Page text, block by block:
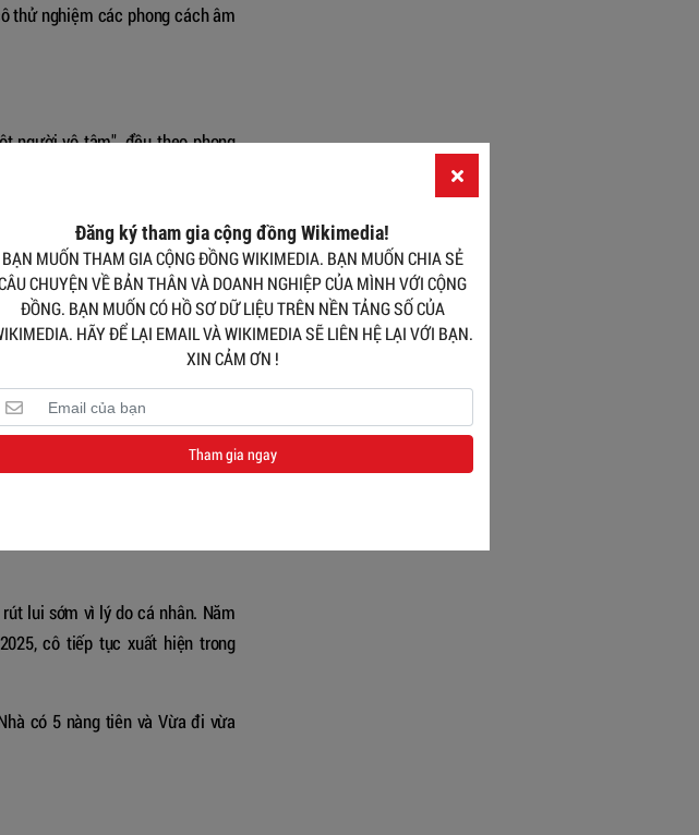
thử nghiệm các phong cách âm
người vô tâm", đều theo phong
ảnh người phụ nữ tổn thương
ca khúc "Sống xa anh chẳng
Trong đó, "Như lời đồn" gây
giá cao cả về âm nhạc lẫn hình
lui sớm vì lý do cá nhân. Năm
cô tiếp tục xuất hiện trong
có 5 nàng tiên và Vừa đi vừa
Đăng ký tham gia cộng đồng Wikimedia!
BẠN MUỐN THAM GIA CỘNG ĐỒNG WIKIMEDIA. BẠN MUỐN CHIA SẺ
CHUYỆN VỀ BẢN THÂN VÀ DOANH NGHIỆP CỦA MÌNH VỚI CỘNG
ĐỒNG. BẠN MUỐN CÓ HỒ SƠ DỮ LIỆU TRÊN NỀN TẢNG SỐ CỦA
HÃY ĐỂ LẠI EMAIL VÀ WIKIMEDIA SẼ LIÊN HỆ LẠI VỚI BẠN.
XIN CẢM ƠN !
Tham gia ngay